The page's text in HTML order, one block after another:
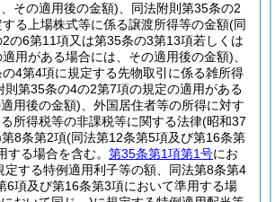
その適用後の金額) 、同法附則第35条の2
る上場株式等に係る譲渡所得等の金額(同
の6第11項又は第35条の3第13項若しくは
用がある場合には、その適用後の金額)
4第4項に規定する先物取引に係る雑所得
則第35条の4の2第7項の規定の適用がある
用後の金額) 、外国居住者等の所得に対す
所得税等の非課税等に関する法律(昭和37
第8条第2項(同法第12条第5項及び第16条第
する場合を含む。 第35条第1項第1号にお
定する特例適用利子等の額、同法第8条第4
6項及び第16条第3項において準用する場